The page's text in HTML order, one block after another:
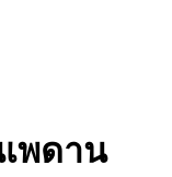
พดาน